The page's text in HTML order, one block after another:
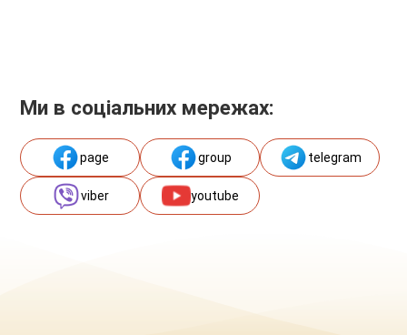
Ми в соціальних мережах:
page group telegram
viber youtube